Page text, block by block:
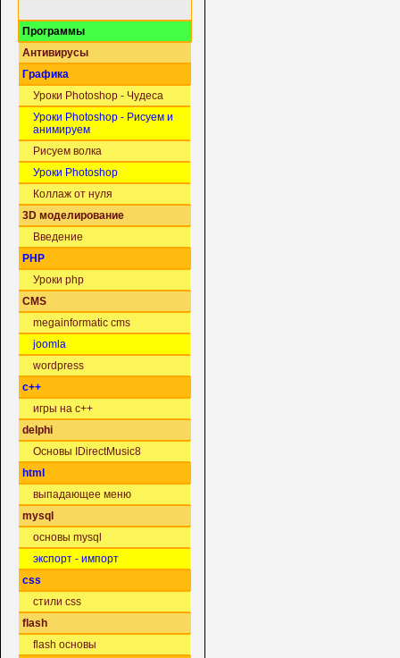
Программы
Антивирусы
Графика
Уроки Photoshop - Чудеса
Уроки Photoshop - Рисуем и
анимируем
Рисуем волка
Уроки Photoshop
Коллаж от нуля
3D моделирование
Введение
PHP
Уроки php
CMS
megainformatic cms
joomla
wordpress
c++
игры на c++
delphi
Основы IDirectMusic8
html
выпадающее меню
mysql
основы mysql
экспорт - импорт
css
стили css
flash
flash основы